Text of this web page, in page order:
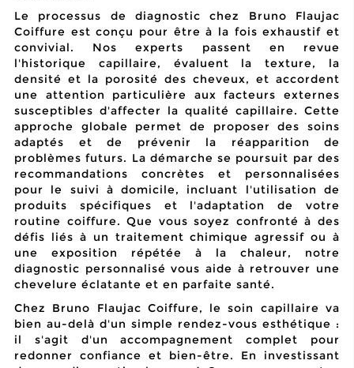
Le processus de diagnostic chez Bruno Flaujac
Coiffure est conçu pour être à la foisexhaustif et
convivial. Nos experts passent en revue
l'historique capillaire, évaluent la texture, la
densité et la porosité des cheveux, et accordent
une attention particulière aux facteurs externes
susceptibles d'affecter la qualité capillaire. Cette
approche globale permet de proposer des soins
adaptés et de prévenir la réapparition de
problèmes futurs. La démarche se poursuit par des
recommandations concrètes et personnalisées
pour le suivi à domicile, incluant l'utilisation de
produits spécifiques et l'adaptation de votre
routine coiffure. Que vous soyez confronté à des
défis liés à un traitement chimique agressif ou à
une exposition répétée à la chaleur, notre
diagnostic personnalisé vous aide à retrouver une
chevelure éclatante et en parfaite santé.
Chez Bruno Flaujac Coiffure, le soin capillaire va
bien au-delà d'un simple rendez-vous esthétique :
il s'agit d'un accompagnement complet pour
redonner confiance et bien-être. En investissant